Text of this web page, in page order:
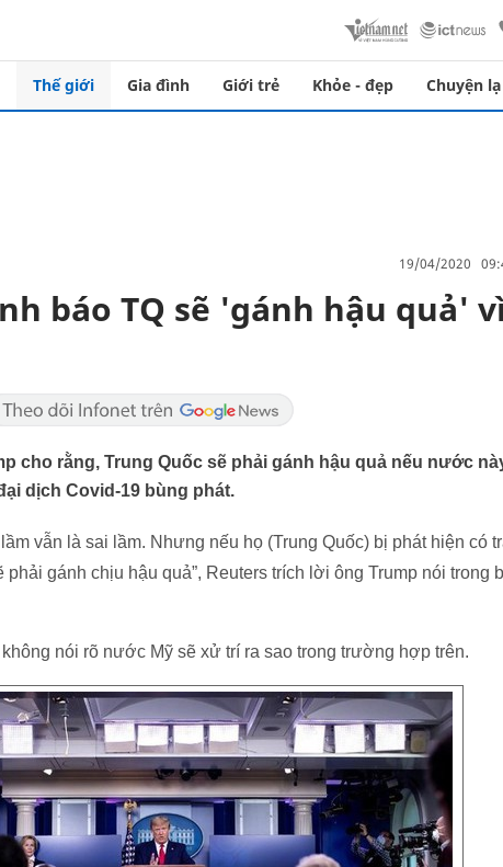
Thế giới Gia đình Giới trẻ Khỏe - đẹp Chuyện lạ
19/04/2020
báo TQ sẽ 'gánh hậu quả' vì
cho rằng, Trung Quốc sẽ phải gánh hậu quả nếu nước
dịch Covid-19 bùng phát.
vẫn là sai lầm. Nhưng nếu họ (Trung Quốc) bị phát hiện có
phải gánh chịu hậu quả”, Reuters trích lời ông Trump nói trong
nói rõ nước Mỹ sẽ xử trí ra sao trong trường hợp trên.